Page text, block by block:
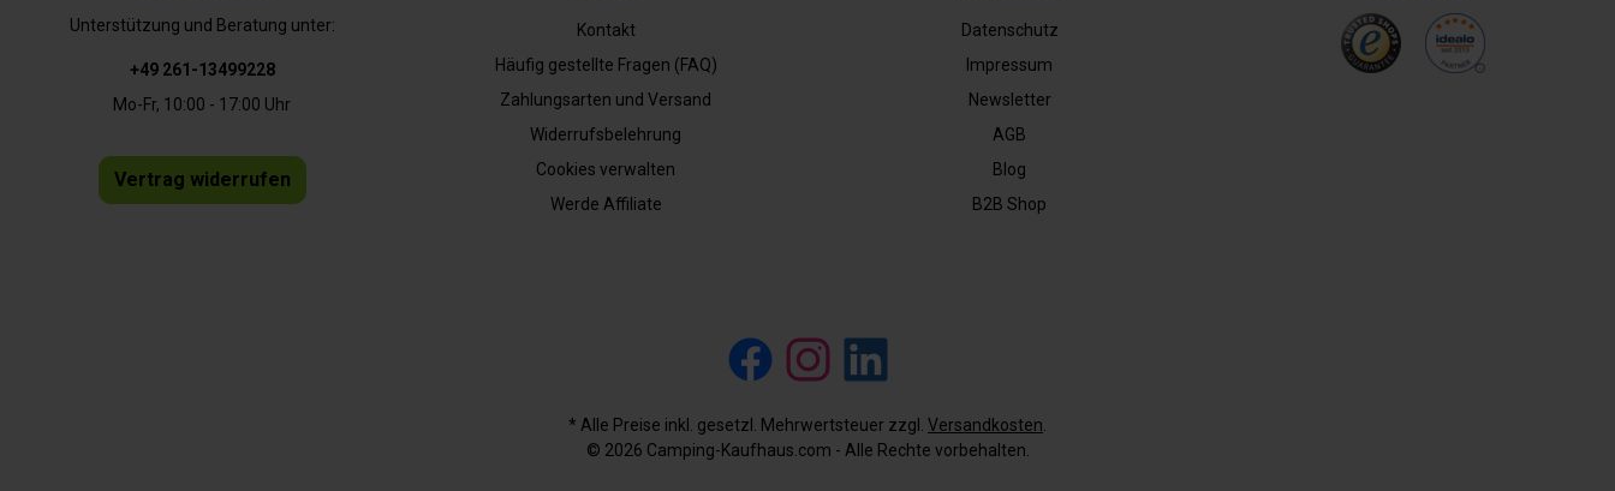
Unterstützung und Beratung unter:
+49 261-13499228
Mo-Fr, 10:00 - 17:00 Uhr
Vertrag widerrufen
Kontakt
Häufig gestellte Fragen (FAQ)
Zahlungsarten und Versand
Widerrufsbelehrung
Cookies verwalten
Werde Affiliate
Datenschutz
Impressum
Newsletter
AGB
Blog
B2B Shop
FacebookInstagram
* Alle Preise inkl. gesetzl. Mehrwertsteuer zzgl. Versandkosten
© 2026 Camping-Kaufhaus.com - Alle Rechte vorbehalten.